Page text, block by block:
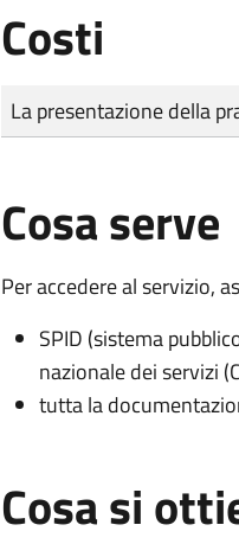
Costi
Tipo di pagamento
Importo
La presentazione della
Cosa serve
Per accedere al servizio,
SPID (sistema
nazionale dei servizi
tutta la
Cosa si